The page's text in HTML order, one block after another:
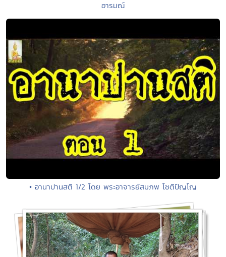
อารมณ์
• อานาปานสติ 1/2 โดย พระอาจารย์สมภพ โชติปัญโญ